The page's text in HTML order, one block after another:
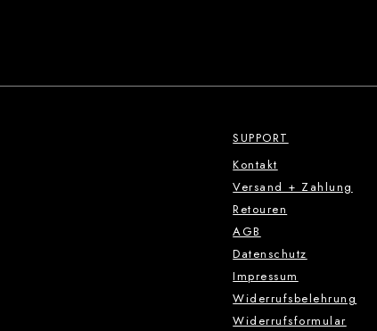
SUPPORT
Kontakt
Versand + Zahlung
Retouren
AGB
Datenschutz
Impressum
Widerrufsbelehrung
Widerrufsformular